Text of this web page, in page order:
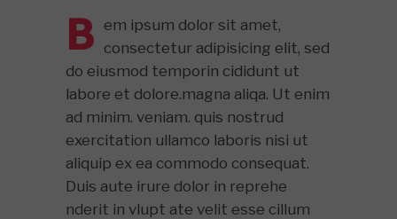
B em ipsum dolor sit amet,
consectetur adipisicing elit, sed
do eiusmod temporin cididunt ut
labore et dolore.magna aliqa. Ut enim
ad minim. veniam. quis nostrud
exercitation ullamco laboris nisi ut
aliquip ex ea commodo consequat.
Duis aute irure dolor in reprehe
nderit in vlupt ate velit esse cillum